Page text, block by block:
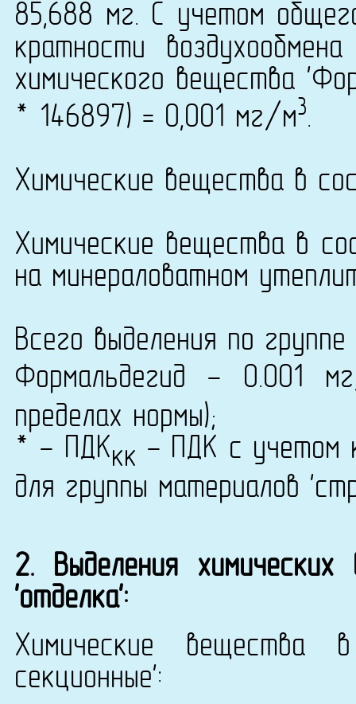
85,688 мг. С учетом
кратности
химического вещества
* 146897) = 0,001 мг/м3.
Химические вещества в
Химические вещества в
на минераловатном
Всего выделения по
Формальдегид - 0.001
пределах нормы);
* - ПДКкк - ПДК с учетом
для группы материалов
2. Выделения
'отделка':
Химические вещества
секционные':